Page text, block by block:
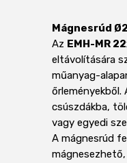
Mágnesrúd
Az EMH-MR
eltávolítására
műanyag-
őrleményekből.
csúszdákba,
vagy egyedi
A mágnesrúd